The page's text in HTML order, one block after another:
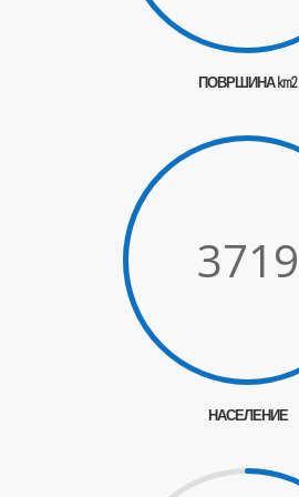
ПОВРШИНА km2
3719
НАСЕЛЕНИЕ